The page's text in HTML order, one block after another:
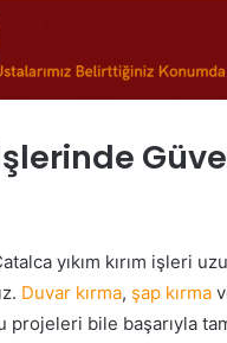
İşlerinde
yıkım kırım işleri
Duvar kırma, şap kırma
projeleri bile başarıyla